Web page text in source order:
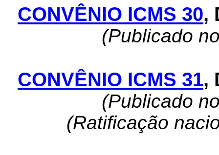
CONVÊNIO ICMS 30,
(Publicado
CONVÊNIO ICMS 31,
(Publicado
(Ratificação